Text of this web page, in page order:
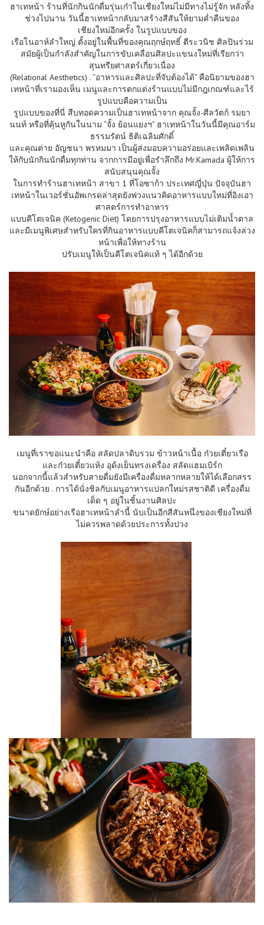
ฮาเทหน้า ร้านที่นักกินนักดื่มรุ่นเก๋าในเชียงใหม่ไม่มีทางไม่รู้จัก หลังทิ้ง
ช่วงไปนาน วันนี้ฮาเทหน้ากลับมาสร้างสีสันให้ยามค่ำคืนของ
เชียงใหม่อีกครั้ง ในรูปแบบของ
เรือโนอาห์ลำใหญ่ ตั้งอยู่ในพื้นที่ของคุณฤกษ์ฤทธิ์ ตีระวนิช ศิลปินร่วม
สมัยผู้เป็นกำลังสำคัญในการขับเคลื่อนศิลปะแขนงใหม่ที่เรียกว่า
สุนทรียศาสตร์เกี่ยวเนื่อง
(Relational Aesthetics) . “อาหารและศิลปะที่จับต้องได้” คือนิยามของฮา
เทหน้าที่เรามองเห็น เมนูและการตกแต่งร้านแบบไม่มีกฎเกณฑ์และไร้
รูปแบบคือความเป็น
รูปแบบของที่นี่ สืบทอดความเป็นฮาเทหน้าจาก คุณจั้ง-ศีลวัตก์ รมยา
นนท์ หรือที่คุ้นหูกันในนาม “จั้ง ย้อนแยงฯ” ฮาเทหน้าในวันนี้มีคุณอาร์ม
ธรรมรัตน์ ธิติเฉลิมศักดิ์
และคุณต่าย อัญชนา พรหมมา เป็นผู้ส่งมอบความอร่อยและเพลิดเพลิน
ให้กับนักกินนักดื่มทุกท่าน จากการมีอยู่เพื่อรำลึกถึง Mr.Kamada ผู้ให้การ
สนับสนุนคุณจั้ง
ในการทำร้านฮาเทหน้า สาขา 1 ที่โอซาก้า ประเทศญี่ปุ่น ปัจจุบันฮา
เทหน้าในเวอร์ชั่นอัพเกรดล่าสุดยังพ่วงแนวคิดอาหารแบบใหม่ที่อิงเอา
ศาสตร์การทำอาหาร
แบบคีโตเจนิค (Ketogenic Diet) โดยการปรุงอาหารแบบไม่เติมน้ำตาล
และมีเมนูพิเศษสำหรับใครที่กินอาหารแบบคีโตเจนิคก็สามารถแจ้งล่วง
หน้าเพื่อให้ทางร้าน
ปรับเมนูให้เป็นคีโตเจนิคแท้ ๆ ได้อีกด้วย
เมนูที่เราขอแนะนำคือ สลัดปลาดิบรวม ข้าวหน้าเนื้อ ก๋วยเตี๋ยวเรือ
และก๋วยเตี๋ยวแห้ง อุด้งเย็นทรงเครื่อง สลัดแฮมเบิร์ก
นอกจากนี้แล้วสำหรับสายดื่มยังมีเครื่องดื่มหลากหลายให้ได้เลือกสรร
กันอีกด้วย . การได้นั่งชิลกับเมนูอาหารแปลกใหม่รสชาติดี เครื่องดื่ม
เด็ด ๆ อยู่ในชิ้นงานศิลปะ
ขนาดยักษ์อย่างเรือฮาเทหน้าลำนี้ นับเป็นอีกสีสันหนึ่งของเชียงใหม่ที่
ไม่ควรพลาดด้วยประการทั้งปวง